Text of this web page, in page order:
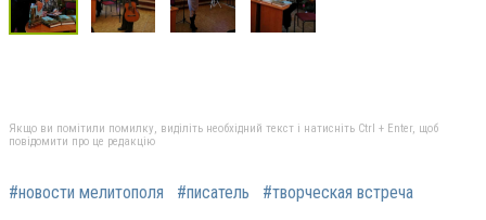
Якщо ви помітили помилку, виділіть необхідний текст і натисніть Ctrl + Enter, щоб
повідомити про це редакцію
#новости мелитополя #писатель #творческая встреча